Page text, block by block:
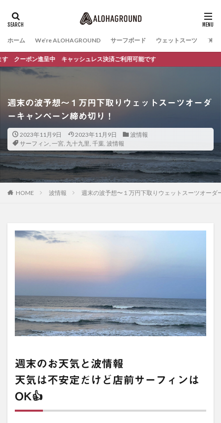
ホーム We’re ALOHAGROUND サーフボード ウェットスーツ ファ
中 キャッシュレス決済ご利用可能です
週末の波予想〜１万円下取りウェットスーツオーダ
ーキャンペーン締め切り！
2023年11月9日 2023年11月9日
波情報
サーフィン, 一宮, 九十九里, 千葉, 波情報
HOME 波情報 週末の波予想〜１万円下取りウェットスーツオーダ
週末のお天気と波情報
天気は不安定だけど店前サーフィンは
OK👍